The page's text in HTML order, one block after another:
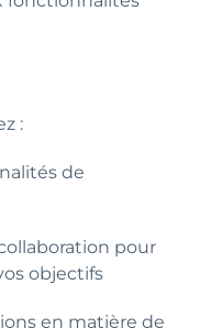
:
de
pour
objectifs
en matière de